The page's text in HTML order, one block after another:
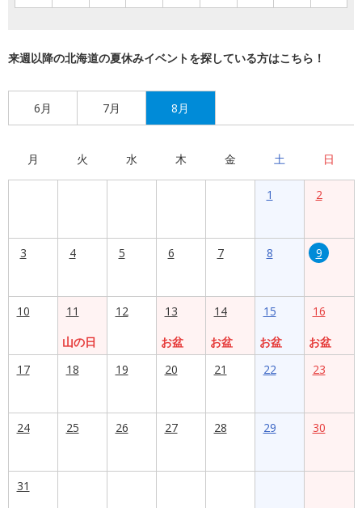
来週以降の北海道の夏休みイベントを探している方はこちら！
6月 7月 8月
月 火 水 木 金 土 日
1 2
3 4 5 6 7 8 9
10
11
山の日
12
13
お盆
14
お盆
15
お盆
16
お盆
17
18 19 20 21 22 23
24 25 26 27 28 29 30
31